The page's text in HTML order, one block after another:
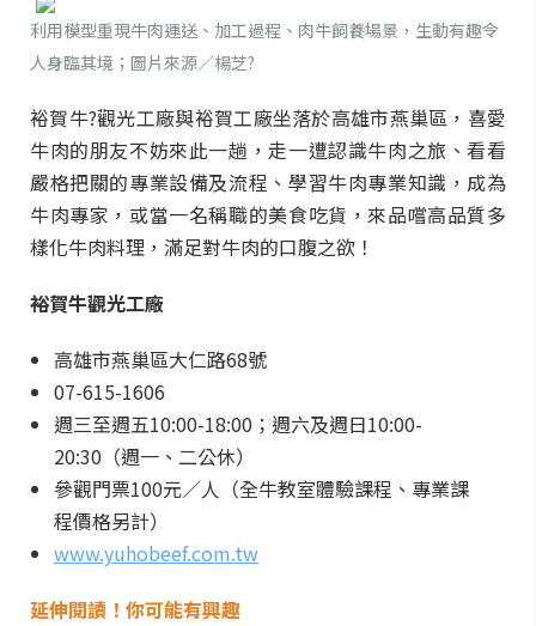
利用模型重現牛肉運送、加工過程、肉牛飼養場景，生動有趣令
人身臨其境；圖片來源／楊芝?
裕賀牛?觀光工廠與裕賀工廠坐落於高雄市燕巢區，喜愛
牛肉的朋友不妨來此一趟，走一遭認識牛肉之旅、看看
嚴格把關的專業設備及流程、學習牛肉專業知識，成為
牛肉專家，或當一名稱職的美食吃貨，來品嚐高品質多
樣化牛肉料理，滿足對牛肉的口腹之欲！
裕賀牛觀光工廠
高雄市燕巢區大仁路68號
07-615-1606
週三至週五10:00-18:00；週六及週日10:00-
20:30（週一、二公休）
參觀門票100元／人（全牛教室體驗課程、專業課
程價格另計）
www.yuhobeef.com.tw
延伸閱讀！你可能有興趣